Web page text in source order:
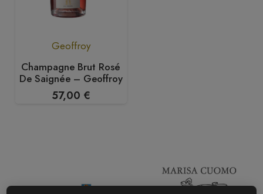
Geoffroy
Champagne Brut Rosé
De Saignée – Geoffroy
57,00 €